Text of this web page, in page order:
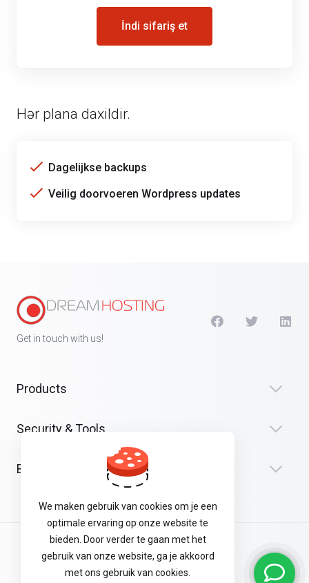
İndi sifariş et
Hər plana daxildir.
Dagelijkse backups
Veilig doorvoeren Wordpress updates
Get in touch with us!
Products
Security & Tools
Bedrijf
Algemene Voorwaarden
Privacyverklaring
We maken gebruik van cookies om je een
optimale ervaring op onze website te
bieden. Door verder te gaan met het
gebruik van onze website, ga je akkoord
met ons gebruik van cookies.